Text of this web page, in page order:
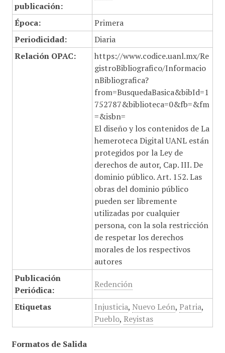
publicación:
Época:
Primera
Periodicidad:
Diaria
Relación OPAC:
https://www.codice.uanl.mx/Re
gistroBibliografico/Informacio
nBibliografica?
from=BusquedaBasica&bibId=1
752787&biblioteca=0&fb=&fm
=&isbn=
El diseño y los contenidos de La
hemeroteca Digital UANL están
protegidos por la Ley de
derechos de autor, Cap. III. De
dominio público. Art. 152. Las
obras del dominio público
pueden ser libremente
utilizadas por cualquier
persona, con la sola restricción
de respetar los derechos
morales de los respectivos
autores
Publicación
Periódica:
Redención
Etiquetas Injusticia, Nuevo León, Patria,
Pueblo, Reyistas
Formatos de Salida